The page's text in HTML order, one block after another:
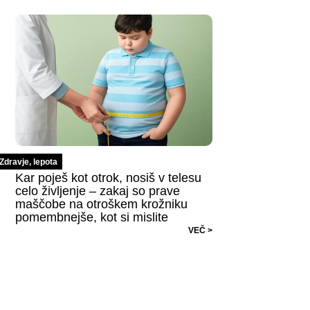
Zdravje, lepota
Kar poješ kot otrok, nosiš v telesu
celo življenje – zakaj so prave
maščobe na otroškem krožniku
pomembnejše, kot si mislite
VEČ >